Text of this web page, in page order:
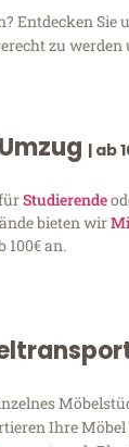
Entdecken
zu
| ab
Studierende
bieten wir
100€ an.
Ihre Möbel